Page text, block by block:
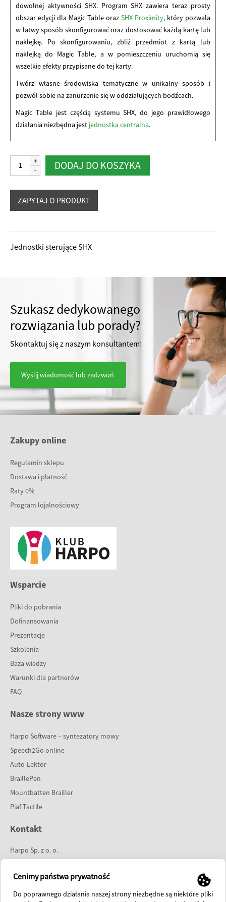
dowolnej aktywności SHX. Program SHX zawiera teraz prosty
obszar edycji dla Magic Table oraz SHX Proximity, który pozwala
w łatwy sposób skonfigurować oraz dostosować każdą kartę lub
naklejkę. Po skonfigurowaniu, zbliż przedmiot z kartą lub
naklejką do Magic Table, a w pomieszczeniu uruchomią się
wszelkie efekty przypisane do tej karty.
Twórz własne środowiska tematyczne w unikalny sposób i
pozwól sobie na zanurzenie się w oddziałujących bodźcach.
Magic Table jest częścią systemu SHX, do jego prawidłowego
działania niezbędna jest jednostka centralna.
ilość
Magic
DODAJ DO KOSZYKA
Jednostki sterujące SHX
Szukasz dedykowanego
rozwiązania lub porady?
Skontaktuj się z naszym konsultantem!
Wyślij wiadomość lub zadzwoń
Zakupy online
Regulamin sklepu
Dostawa i płatność
Raty 0%
Program lojalnościowy
Wsparcie
Pliki do pobrania
Dofinansowania
Prezentacje
Szkolenia
Baza wiedzy
Warunki dla partnerów
FAQ
Nasze strony www
Harpo Software – syntezatory mowy
Speech2Go online
Auto-Lektor
BraillePen
Mountbatten Brailler
Piaf Tactile
Kontakt
Harpo Sp. z o. o.
61-737 Poznań
tel:61 853 14 25
Cenimy państwa prywatność
Do poprawnego działania naszej strony niezbędne są niektóre pliki